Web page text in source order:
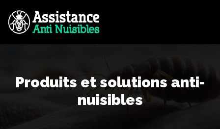
Produits et solutions anti-
nuisibles